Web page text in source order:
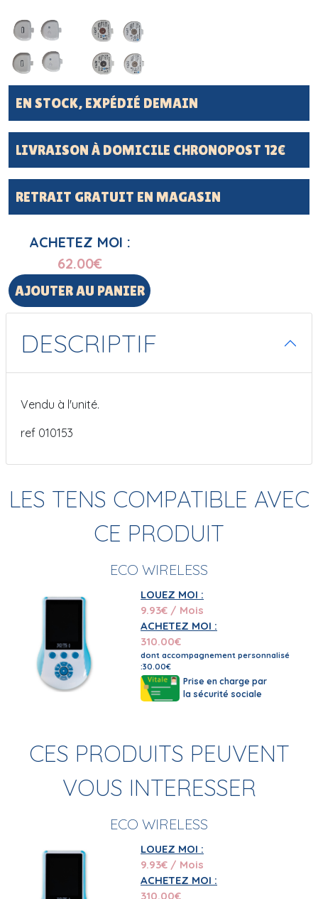
EN STOCK, EXPÉDIÉ DEMAIN
LIVRAISON À DOMICILE CHRONOPOST 12€
RETRAIT GRATUIT EN MAGASIN
ACHETEZ MOI :
62.00€
AJOUTER AU PANIER
DESCRIPTIF
Vendu à l'unité.
ref 010153
LES TENS COMPATIBLE AVEC
CE PRODUIT
ECO WIRELESS
LOUEZ MOI :
9.93€ / Mois
ACHETEZ MOI :
310.00€
dont accompagnement personnalisé
:30.00€
Prise en charge par
la sécurité sociale
CES PRODUITS PEUVENT
VOUS INTERESSER
ECO WIRELESS
LOUEZ MOI :
9.93€ / Mois
ACHETEZ MOI :
310.00€